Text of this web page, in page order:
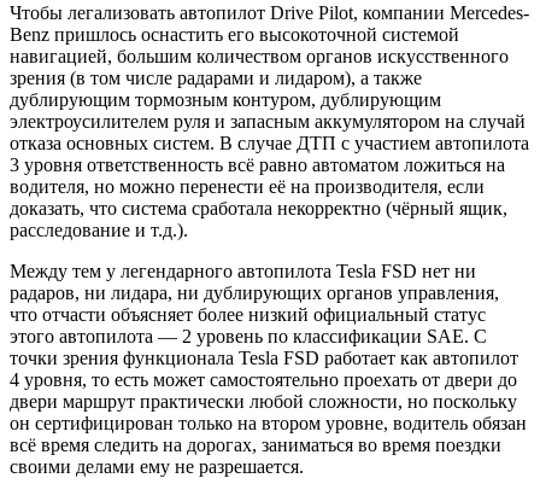
Чтобы легализовать автопилот Drive Pilot, компании Mercedes-
Benz пришлось оснастить его высокоточной системой
навигацией, большим количеством органов искусственного
зрения (в том числе радарами и лидаром), а также
дублирующим тормозным контуром, дублирующим
электроусилителем руля и запасным аккумулятором на случай
отказа основных систем. В случае ДТП с участием автопилота
3 уровня ответственность всё равно автоматом ложиться на
водителя, но можно перенести её на производителя, если
доказать, что система сработала некорректно (чёрный ящик,
расследование и т.д.).
Между тем у легендарного автопилота Tesla FSD нет ни
радаров, ни лидара, ни дублирующих органов управления,
что отчасти объясняет более низкий официальный статус
этого автопилота — 2 уровень по классификации SAE. С
точки зрения функционала Tesla FSD работает как автопилот
4 уровня, то есть может самостоятельно проехать от двери до
двери маршрут практически любой сложности, но поскольку
он сертифицирован только на втором уровне, водитель обязан
всё время следить на дорогах, заниматься во время поездки
своими делами ему не разрешается.